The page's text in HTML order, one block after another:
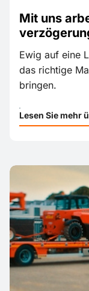
Mit uns
Ewig auf eine
das richtige
bringen.
Lesen Sie mehr